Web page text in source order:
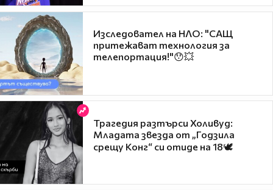
Изследовател на НЛО: "САЩ
притежават технология за
телепортация!"😯💥
Трагедия разтърси Холивуд:
Младата звезда от „Годзила
срещу Конг“ си отиде на 18🕊️